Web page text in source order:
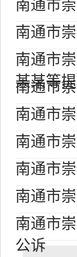
南通市
南通市
南通市
某某等
南通市
南通市
南通市
南通市
南通市
南通市
公诉